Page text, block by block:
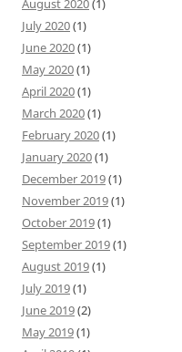
August 2020(1)
July 2020(1)
June 2020(1)
May 2020(1)
April 2020(1)
March 2020(1)
February 2020(1)
January 2020(1)
December 2019(1)
November 2019(1)
October 2019(1)
September 2019(1)
August 2019(1)
July 2019(1)
June 2019(2)
May 2019(1)